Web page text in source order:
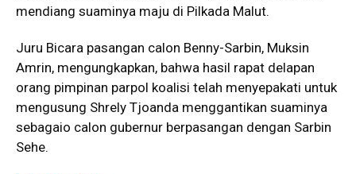
mendiang suaminya maju di Pilkada Malut.
Juru Bicara pasangan calon Benny-Sarbin, Muksin
Amrin, mengungkapkan, bahwa hasil rapat delapan
orang pimpinan parpol koalisi telah menyepakati untuk
mengusung Shrely Tjoanda menggantikan suaminya
sebagaio calon gubernur berpasangan dengan Sarbin
Sehe.